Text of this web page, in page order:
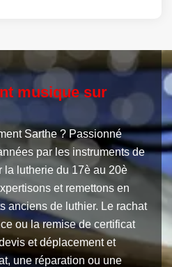
musique sur
Sarthe ? Passionné
par les instruments de
la lutherie du 17è au 20è
et remettons en
anciens de luthier. Le rachat
ou la remise de certificat
et déplacement et
une réparation ou une